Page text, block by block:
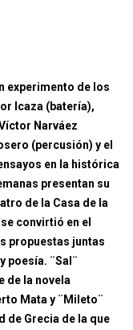
experimento de los
Icaza (batería),
Narváez
(percusión) y el
en la histórica
presentan su
de la Casa de la
convirtió en el
propuestas juntas
poesía. ¨Sal¨
de la novela
Mata y ¨Mileto¨
de Grecia de la que